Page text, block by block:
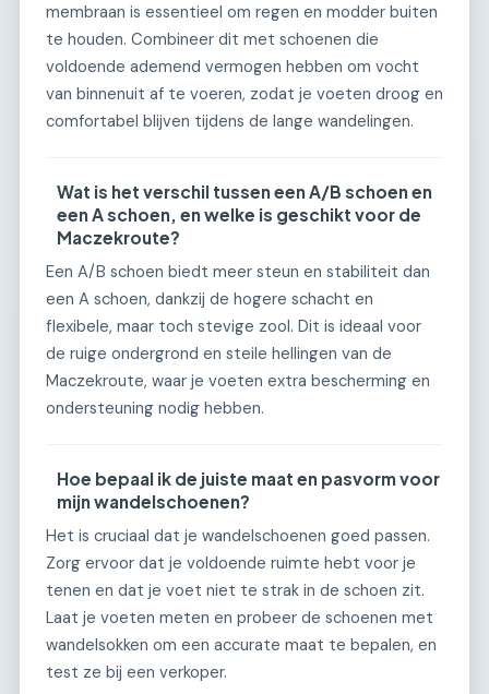
membraan is essentieel om regen en modder buiten
te houden. Combineer dit met schoenen die
voldoende ademend vermogen hebben om vocht
van binnenuit af te voeren, zodat je voeten droog en
comfortabel blijven tijdens de lange wandelingen.
Wat is het verschil tussen een A/B schoen en
een A schoen, en welke is geschikt voor de
Maczekroute?
Een A/B schoen biedt meer steun en stabiliteit dan
een A schoen, dankzij de hogere schacht en
flexibele, maar toch stevige zool. Dit is ideaal voor
de ruige ondergrond en steile hellingen van de
Maczekroute, waar je voeten extra bescherming en
ondersteuning nodig hebben.
Hoe bepaal ik de juiste maat en pasvorm voor
mijn wandelschoenen?
Het is cruciaal dat je wandelschoenen goed passen.
Zorg ervoor dat je voldoende ruimte hebt voor je
tenen en dat je voet niet te strak in de schoen zit.
Laat je voeten meten en probeer de schoenen met
wandelsokken om een accurate maat te bepalen, en
test ze bij een verkoper.